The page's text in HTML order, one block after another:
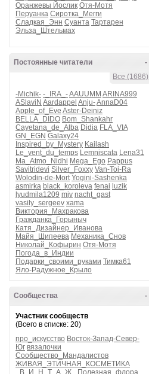
Оранжевы Йослик Отя-Мотя
Перуанка Сиротка_Мегги
Сладкая_Энн Суанта Тартарен
Эльза_Штельмах
-
Постоянные читатели
Все (1686)
-Michik- -_IRA_-AAUUMM ARINA999
ASlaviN Aardappel Anju-AnnaD04
Apple_of_Eve Aster-Deiniz
BELLA_DIDO Bom_Shankahr
Cayetana_de_Alba Didia FLA_VIA
GN_EGN Galaxy24
Inspired_by_Mystery Kailash
Le_vent_du_temps Lemniscata Lena31
Ma_Atmo_Nidhi Mega_Ego Pappus
Savitridevi Silver_Foxxy Van-Toi-Ra
Wolodin-de-Mort Yogini-Sashenka
asmirka black_koroleva fenai luzik
lyudmila1209 mjv nacht_gast
vasily_sergeev xama
Виктория_Махракова
Гражданка_Горыныч
Катя_Дизайнер_Иванова
Майя_Шипеева Механика_Снов
Николай_Кофырин Отя-Мотя
Погода_в_Индии
Подарки_своими_руками Тимка61
Яло-Радужное_Крыло
-
Сообщества
Участник сообществ
(Всего в списке: 20)
про_искусство Восток-Запад-Север-
Юг вязалочки
Сообщество_Мандалистов
ЖИВАЯ_ЭТИЧНАЯ_КОСМЕТИКА
_В_И_Н_Т_А_Ж_
Полезная_флора